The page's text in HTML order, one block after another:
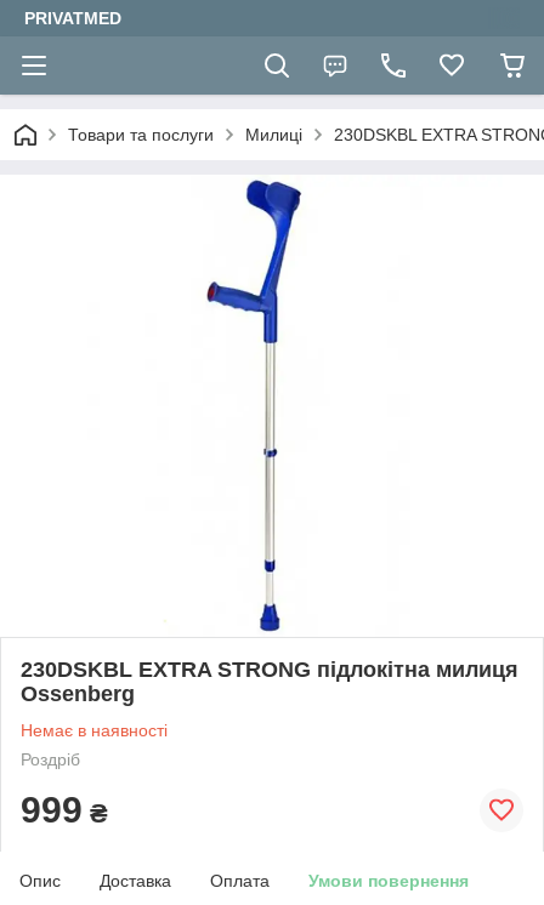
PRIVATMED
Товари та послуги Милиці 230DSKBL EXTRA
230DSKBL EXTRA STRONG підлокітна милиця
Ossenberg
Немає в наявності
Роздріб
999 ₴
Опис Доставка Оплата Умови повернення